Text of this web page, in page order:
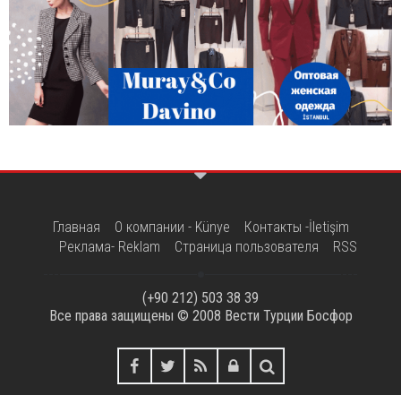
Главная О компании - Künye
Контакты -İletişim
Реклама- Reklam
Страница пользователя RSS
(+90 212) 503 38 39
Все права защищены © 2008 Вести Турции Босфор